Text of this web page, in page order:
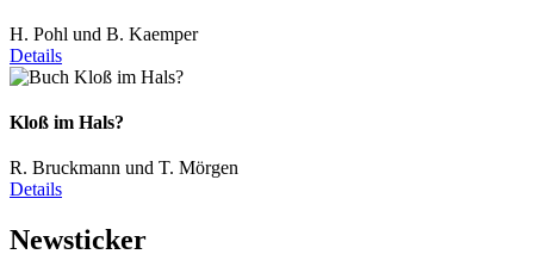
H. Pohl und B. Kaemper
Details
Kloß im Hals?
R. Bruckmann und T. Mörgen
Details
Newsticker